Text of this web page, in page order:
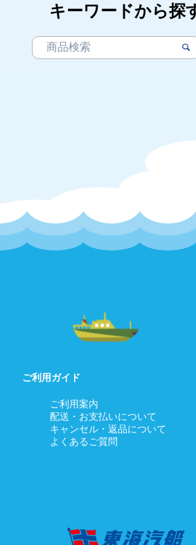
キーワードから探
ご利用ガイド
ご利用案内
配送・お支払いについて
キャンセル・返品について
よくあるご質問